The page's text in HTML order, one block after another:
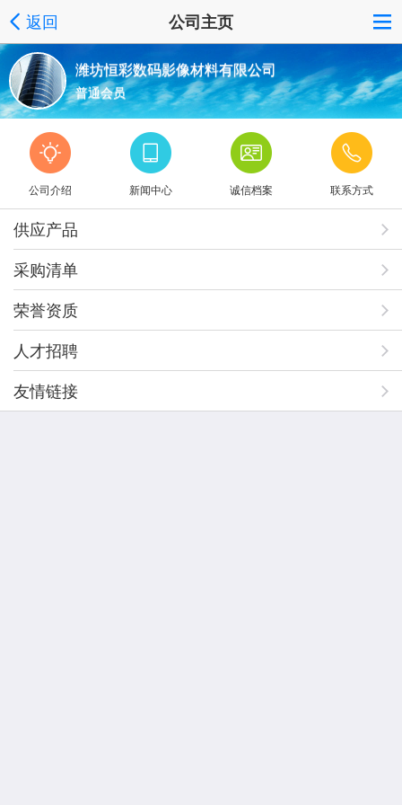
返回 公司主页
潍坊恒彩数码影像材料有限公司
普通会员
公司介绍 新闻中心 诚信档案 联系方式
供应产品
采购清单
荣誉资质
人才招聘
友情链接